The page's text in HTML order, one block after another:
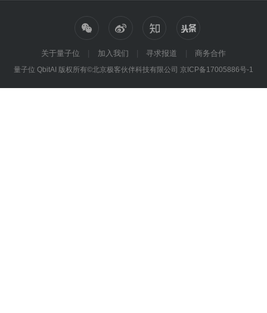
关于量子位 加入我们 寻求报道
商务合作
量子位 QbitAI 版权所有©北京极客伙伴科技有限公司 京ICP备17005886号-1